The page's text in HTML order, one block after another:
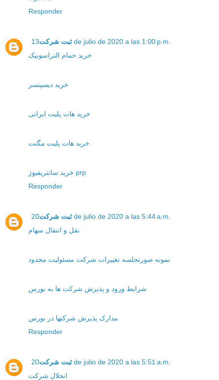
Responder
ثبت شرکت 13 de julio de 2020 a las 1:00 p.m.
خرید حمام التراسونیک
خرید دیسپنسر
خرید هات پلیت ایرانی
خرید هات پلیت مگنت
خرید سانتریفیوژ prp
Responder
ثبت شرکت 20 de julio de 2020 a las 5:44 a.m.
نقل و انتقال سهام
نمونه صورتجلسه تغییرات شرکت مسئولیت محدود
شرایط ورود و پذیرش شرکت ها به بورس
مدارک پذیرش شرکتها در بورس
Responder
ثبت شرکت 20 de julio de 2020 a las 5:51 a.m.
انحلال شرکت